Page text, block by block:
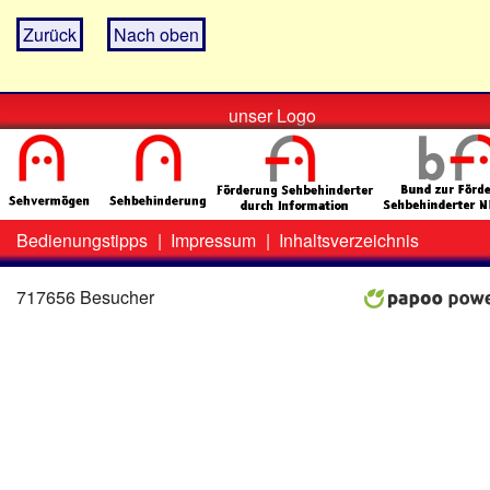
Zurück Nach oben
unser Logo
Zweit-
Menü
Bedienungstipps | Impressum | Inhaltsverzeichnis
717656 Besucher